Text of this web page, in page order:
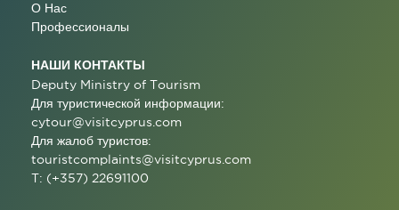
О Нас
Профессионалы
НАШИ КОНТАКТЫ
Deputy Ministry of Tourism
Для туристической информации:
cytour@visitcyprus.com
Для жалоб туристов:
touristcomplaints@visitcyprus.com
T: (+357) 22691100